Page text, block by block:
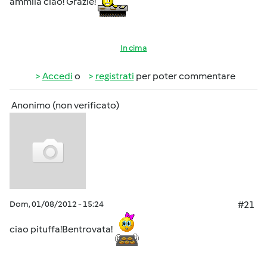
In cima
Accedi o registrati per poter commentare
Anonimo (non verificato)
Dom, 01/08/2012 - 15:24 #21
ciao pituffa!Bentrovata!